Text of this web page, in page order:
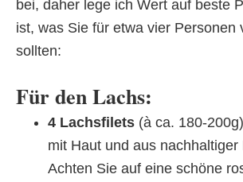
bei, daher lege ich Wert auf beste
ist, was Sie für etwa vier Personen
sollten:
Für den Lachs:
4 Lachsfilets (à ca. 180-
mit Haut und aus nachhaltiger
Achten Sie auf eine schöne